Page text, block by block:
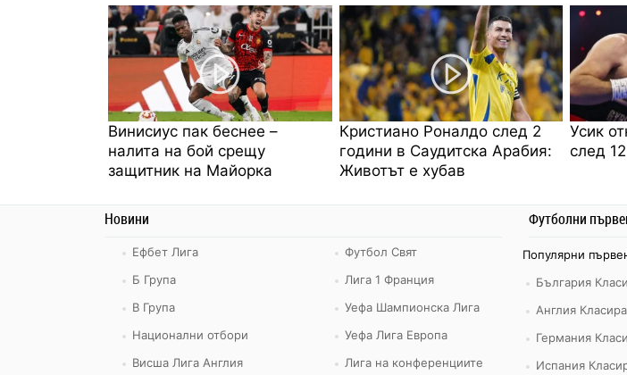
Винисиус пак беснее –
налита на бой срещу
защитник на Майорка
Кристиано Роналдо след 2
години в Саудитска Арабия:
Животът е хубав
Усик
след
Новини
Ефбет Лига
Б Група
В Група
Национални отбори
Висша Лига Англия
Футбол Свят
Лига 1 Франция
Уефа Шампионска Лига
Уефа Лига Европа
Лига на конференциите
Футболни
Популярни
България
Англия
Германия
Испания